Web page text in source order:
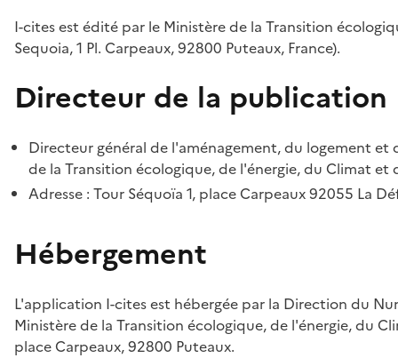
I-cites est édité par le Ministère de la Transition
Sequoia, 1 Pl. Carpeaux, 92800 Puteaux, France).
Directeur de la publication
Directeur général de l'aménagement, du logement
de la Transition écologique, de l'énergie, du Climat et
Adresse : Tour Séquoïa 1, place Carpeaux 92055 La
Hébergement
L'application I-cites est hébergée par la Direction du
Ministère de la Transition écologique, de l'énergie, du
place Carpeaux, 92800 Puteaux.